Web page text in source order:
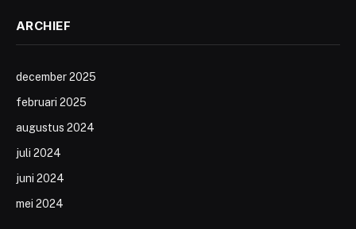
ARCHIEF
december 2025
februari 2025
augustus 2024
juli 2024
juni 2024
mei 2024